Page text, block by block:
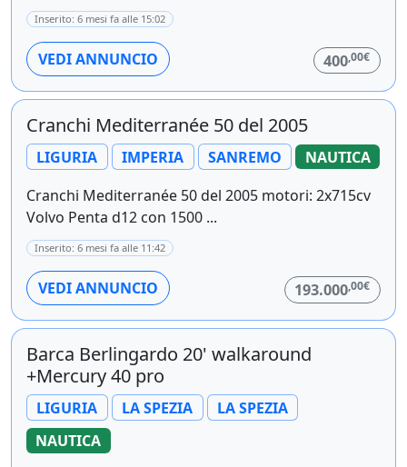
Inserito: 6 mesi fa alle 15:02
VEDI ANNUNCIO 400,00€
Cranchi Mediterranée 50 del 2005
LIGURIA IMPERIA SANREMO
NAUTICA
Cranchi Mediterranée 50 del 2005 motori: 2x715cv
Volvo Penta d12 con 1500 ...
Inserito: 6 mesi fa alle 11:42
VEDI ANNUNCIO 193.000,00€
Barca Berlingardo 20' walkaround
+Mercury 40 pro
LIGURIA LA SPEZIA
LA SPEZIA
NAUTICA